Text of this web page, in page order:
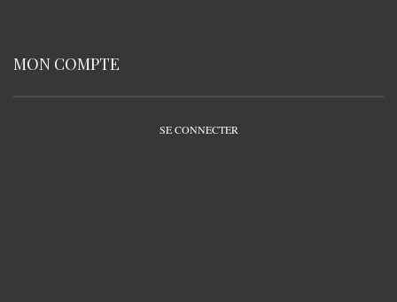
MON COMPTE
SE CONNECTER